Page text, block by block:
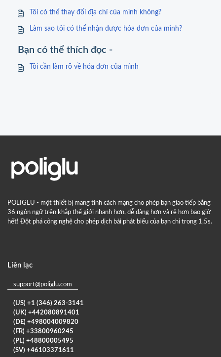
Tôi có thể thay đổi địa chỉ của mình không?
Làm sao tôi có thể nhận được hóa đơn của mình?
Bạn có thể thích đọc -
Tôi cần làm rõ về hóa đơn của mình
POLIGLU - một thiết bị mang tính cách mạng cho phép bạn giao tiếp bằng
36 ngôn ngữ trên khắp thế giới nhanh hơn, dễ dàng hơn và rẻ hơn bao giờ
hết! Đột phá công nghệ cho phép dịch bài phát biểu của bạn chỉ trong 1,5s.
Liên lạc
support@poliglu.com
(US) +1 (346) 263-3141
(UK) +442080891401
(DE) +498004009820
(FR) +33800960245
(PL) +48800005495
(SV) +46103371611